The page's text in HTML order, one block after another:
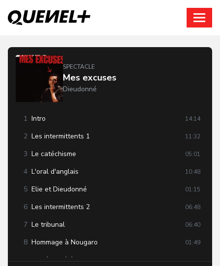
SPECTACLE
Mes excuses
Dieudonné
1 Intro 14:14
2 Les intermittents 1 11:32
3 Le catéchisme 05:01
4 L'oral d'anglais 10:48
5 Elie et Dieudonné 01:15
6 Les intermittents 2 06:48
7 Le tribunal 06:40
8 Hommage à Nougaro 01:49
Le débat télé